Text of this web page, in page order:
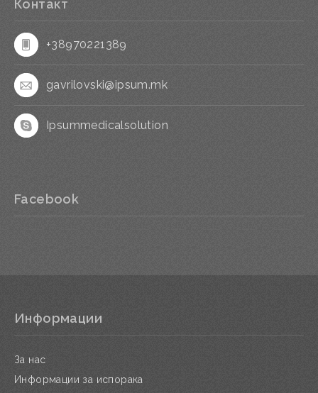
Контакт
+38970221389
gavrilovski@ipsum.mk
Ipsummedicalsolution
Facebook
Информации
За нас
Информации за испорака